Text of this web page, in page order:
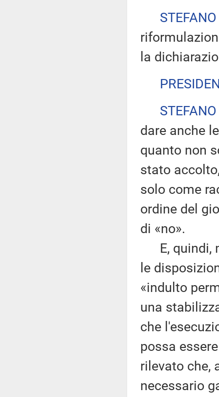
la
dare anche
quanto non
stato
solo come
ordine del
di «no».
E, quindi,
le
«indulto
una
che
possa
rilevato che,
necessario